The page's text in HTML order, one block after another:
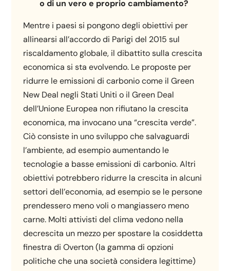
o di un vero e proprio cambiamento?
Mentre i paesi si pongono degli obiettivi per
allinearsi all’accordo di Parigi del 2015 sul
riscaldamento globale, il dibattito sulla crescita
economica si sta evolvendo. Le proposte per
ridurre le emissioni di carbonio come il Green
New Deal negli Stati Uniti o il Green Deal
dell’Unione Europea non rifiutano la crescita
economica, ma invocano una “crescita verde”.
Ciò consiste in uno sviluppo che salvaguardi
l’ambiente, ad esempio aumentando le
tecnologie a basse emissioni di carbonio. Altri
obiettivi potrebbero ridurre la crescita in alcuni
settori dell’economia, ad esempio se le persone
prendessero meno voli o mangiassero meno
carne. Molti attivisti del clima vedono nella
decrescita un mezzo per spostare la cosiddetta
finestra di Overton (la gamma di opzioni
politiche che una società considera legittime)